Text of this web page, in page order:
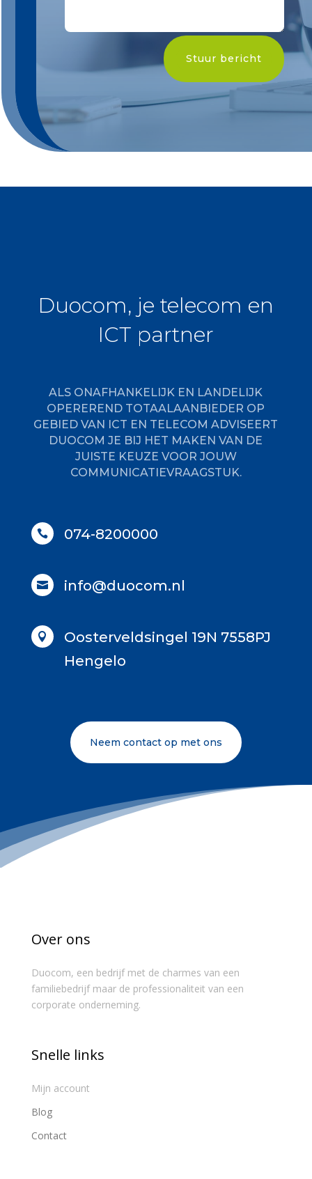
Stuur bericht
Duocom, je telecom en
ICT partner
ALS ONAFHANKELIJK EN LANDELIJK
OPEREREND TOTAALAANBIEDER OP
GEBIED VAN ICT EN TELECOM ADVISEERT
DUOCOM JE BIJ HET MAKEN VAN DE
JUISTE KEUZE VOOR JOUW
COMMUNICATIEVRAAGSTUK.
 074-8200000
 info@duocom.nl

Oosterveldsingel 19N 7558PJ
Hengelo
Neem contact op met ons
Over ons
Duocom, een bedrijf met de charmes van een
familiebedrijf maar de professionaliteit van een
corporate onderneming.
Snelle links
Mijn account
Blog
Contact